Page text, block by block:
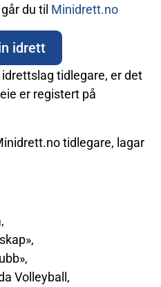
du til Minidrett.no
idrett
tidlegare, er det
er registert på
tidlegare, lagar
Volleyball,